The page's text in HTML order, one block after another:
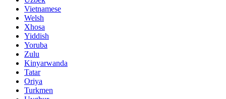
Vietnamese
Welsh
Xhosa
Yiddish
Yoruba
Zulu
Kinyarwanda
Tatar
Oriya
Turkmen